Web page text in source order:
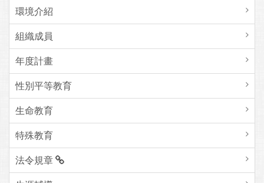
環境介紹
組織成員
年度計畫
性別平等教育
生命教育
特殊教育
法令規章